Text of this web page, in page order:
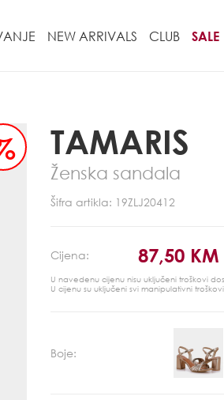
NEW ARRIVALS CLUB SALE
TAMARIS
Ženska sandala
Šifra artikla: 19ZLJ20412
Cijena: 87,50 KM
U navedenu cijenu nisu uključeni troškovi
U cijenu su uključeni svi manipulativni troškovi
Boje: